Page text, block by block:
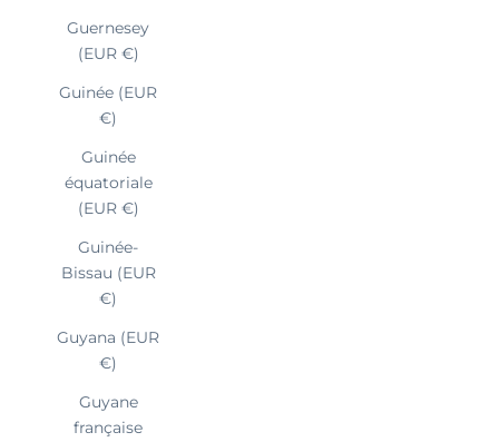
Guernesey
(EUR €)
Guinée (EUR
€)
Guinée
équatoriale
(EUR €)
Guinée-
Bissau (EUR
€)
Guyana (EUR
€)
Guyane
française